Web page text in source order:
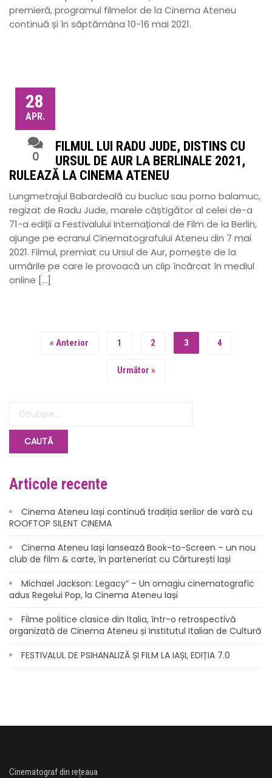
premieră, programul filmelor de la Cinema Ateneu
continuă și în săptămâna 10-16 mai 2021.
28
APR.
0
FILMUL LUI RADU JUDE, DISTINS CU
URSUL DE AUR LA BERLINALE 2021,
RULEAZĂ LA CINEMA ATENEU
Lungmetrajul Babardeală cu bucluc sau porno balamuc,
regizat de Radu Jude, marele câștigător al celei de-a
71-a ediții a Festivalului Internațional de Film de la Berlin,
ajunge pe ecranul Cinematografului Ateneu din 7 mai
2021. Filmul, premiat cu Ursul de Aur, pornește de la
urmările pe care le provoacă un clip încărcat în mediul
online […]
« Anterior 1 2 3 4
Următor »
Articole recente
Cinema Ateneu Iași continuă tradiția serilor de vară cu
ROOFTOP SILENT CINEMA
Cinema Ateneu Iași lansează Book-to-Screen – un nou
club de film & carte, în parteneriat cu Cărturești Iași
Michael Jackson: Legacy” – Un omagiu cinematografic
adus Regelui Pop, la Cinema Ateneu Iași
Filme politice clasice din Italia, într-o retrospectivă
organizată de Cinema Ateneu și Institutul Italian de Cultură
FESTIVALUL DE PSIHANALIZĂ ȘI FILM LA IAȘI, EDIȚIA 7.0
Cinematograf din rețeaua